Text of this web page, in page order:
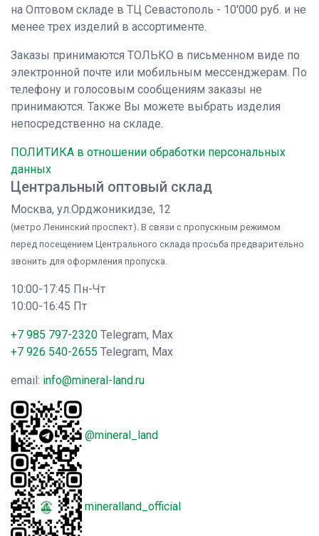
на Оптовом складе в ТЦ Севастополь - 10'000 руб. и не
менее трех изделий в ассортименте.
Заказы принимаются ТОЛЬКО в письменном виде по
электронной почте или мобильным мессенджерам. По
телефону и голосовым сообщениям заказы не
принимаются. Также Вы можете выбрать изделия
непосредственно на складе.
ПОЛИТИКА в отношении обработки персональных
данных
Центральный оптовый склад
Москва, ул.Орджоникидзе, 12
(метро Ленинский проспект). В связи с пропускным режимом
перед посещением Центрального склада просьба предварительно
звонить для оформления пропуска.
10:00-17:45 Пн-Чт
10:00-16:45 Пт
+7 985 797-2320 Telegram, Max
+7 926 540-2655 Telegram, Max
email: info@mineral-land.ru
@mineral_land
mineralland_official